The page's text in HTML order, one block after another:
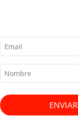
ENVIAR